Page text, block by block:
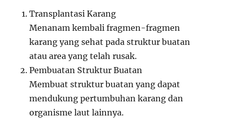
Transplantasi Karang
Menanam kembali fragmen-fragmen
karang yang sehat pada struktur buatan
atau area yang telah rusak.
Pembuatan Struktur Buatan
Membuat struktur buatan yang dapat
mendukung pertumbuhan karang dan
organisme laut lainnya.